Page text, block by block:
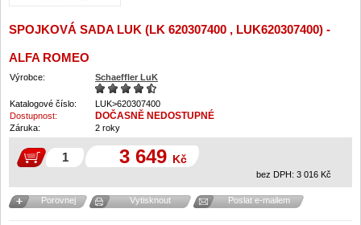
SPOJKOVÁ SADA LUK (LK 620307400 , LUK620307400) -
ALFA ROMEO
Výrobce: Schaeffler LuK
Katalogové číslo:
LUK>620307400
Dostupnost:
DOČASNĚ NEDOSTUPNÉ
Záruka: 2 roky
3 649 Kč
bez DPH: 3 016 Kč
Porovnej Vytisknout Poslat e-mailem